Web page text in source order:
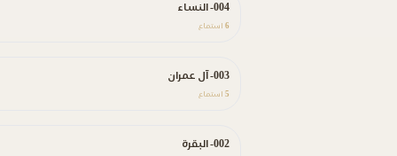
004- النساء
6 استماع
003- آل عمران
5 استماع
002- البقرة